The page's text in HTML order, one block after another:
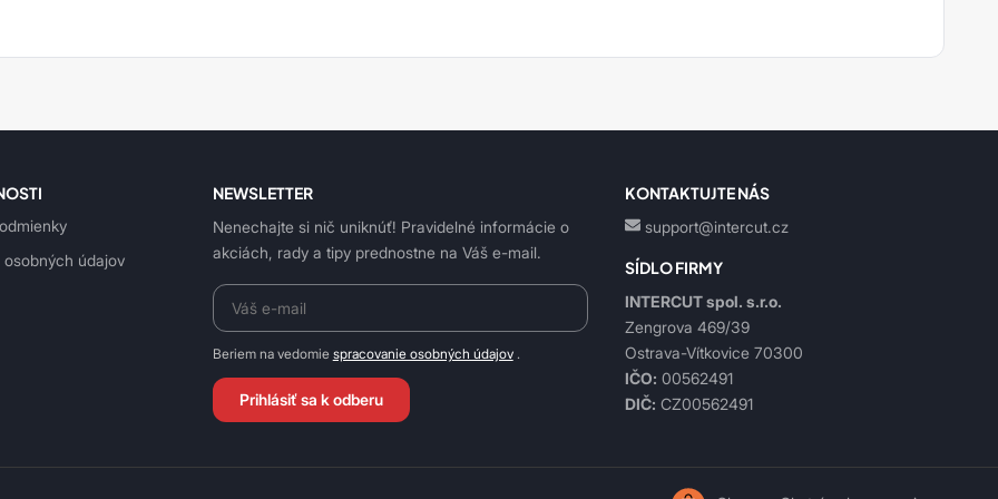
údajov
NEWSLETTER
Nenechajte si nič uniknúť! Pravidelné informácie o
akciách, rady a tipy prednostne na Váš e-mail.
Beriem na vedomie spracovanie osobných údajov.
Prihlásiť sa k odberu
KONTAKTUJTE NÁS
support@intercut.cz
SÍDLO FIRMY
INTERCUT spol. s.r.o.
Zengrova 469/39
Ostrava-Vítkovice 70300
IČO: 00562491
DIČ: CZ00562491